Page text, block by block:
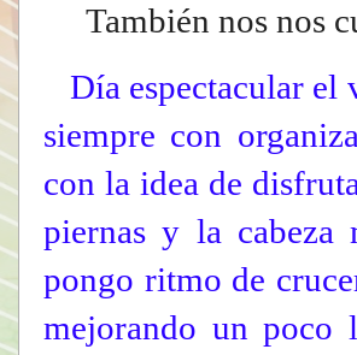
También nos nos
Día espectacular el
siempre con
con la idea de
piernas y la cabeza
pongo ritmo de
mejorando un poco